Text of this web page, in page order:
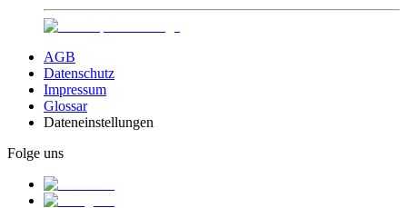
AGB
Datenschutz
Impressum
Glossar
Dateneinstellungen
Folge uns